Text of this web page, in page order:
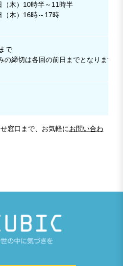
（木）10時半～11時半
（木）16時～17時
で
の締切は各回の前日までとなります
窓口まで、お気軽にお問い合わ